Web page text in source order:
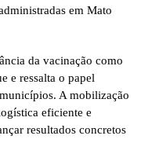
em Mato
da vacinação como
e ressalta o papel
A mobilização
eficiente e
resultados concretos